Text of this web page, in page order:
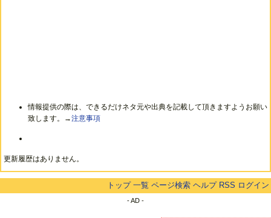
情報提供の際は、できるだけネタ元や出典を記載して頂きますようお願い
致します。→注意事項
更新履歴はありません。
トップ 一覧 ページ検索 ヘルプ RSS ログイン
- AD -